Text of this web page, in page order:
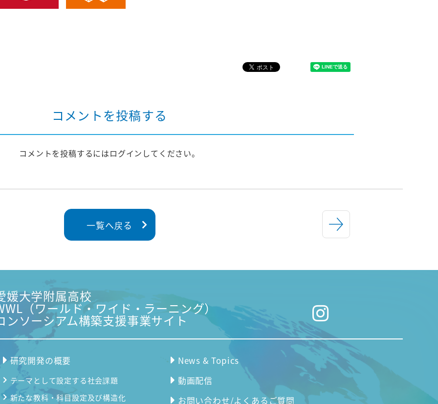
コメントを投稿する
コメントを投稿するにはログイン してください。
一覧へ戻る
媛大学附属高校
（ワールド・ワイド・ラーニング）
ンソーシアム構築支援事業サイト
研究開発の概要
テーマとして設定する社会課題
新たな教科・科目設定及び構造化
News & Topics
動画配信
お問い合わせ/よくあるご質問